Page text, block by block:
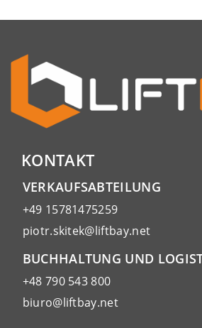
KONTAKT
VERKAUFSABTEILUNG
+49 15781475259
piotr.skitek@liftbay.net
BUCHHALTUNG UND
+48 790 543 800
biuro@liftbay.net